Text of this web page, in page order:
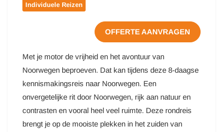
Individuele Reizen
OFFERTE AANVRAGEN
Met je motor de vrijheid en het avontuur van
Noorwegen beproeven. Dat kan tijdens deze 8-daagse
kennismakingsreis naar Noorwegen. Een
onvergetelijke rit door Noorwegen, rijk aan natuur en
contrasten en vooral heel veel ruimte. Deze rondreis
brengt je op de mooiste plekken in het zuiden van